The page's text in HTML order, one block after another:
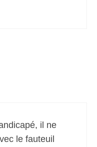
il ne
le fauteuil